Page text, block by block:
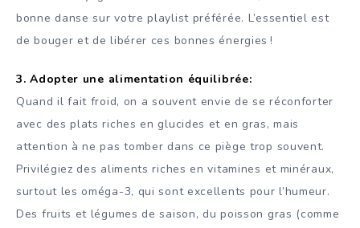
bonne danse sur votre playlist préférée. L’essentiel est
de bouger et de libérer ces bonnes énergies !
3. Adopter une alimentation équilibrée:
Quand il fait froid, on a souvent envie de se réconforter
avec des plats riches en glucides et en gras, mais
attention à ne pas tomber dans ce piège trop souvent.
Privilégiez des aliments riches en vitamines et minéraux,
surtout les oméga-3, qui sont excellents pour l’humeur.
Des fruits et légumes de saison, du poisson gras (comme